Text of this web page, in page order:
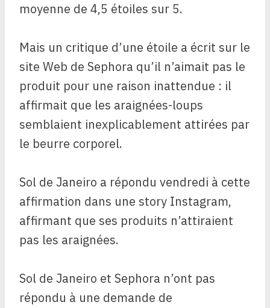
moyenne de 4,5 étoiles sur 5.
Mais un critique d’une étoile a écrit sur le
site Web de Sephora qu’il n’aimait pas le
produit pour une raison inattendue : il
affirmait que les araignées-loups
semblaient inexplicablement attirées par
le beurre corporel.
Sol de Janeiro a répondu vendredi à cette
affirmation dans une story Instagram,
affirmant que ses produits n’attiraient
pas les araignées.
Sol de Janeiro et Sephora n’ont pas
répondu à une demande de